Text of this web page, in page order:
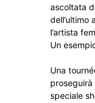
ascoltata
l’artista
Un
Una
proseguirà
speciale